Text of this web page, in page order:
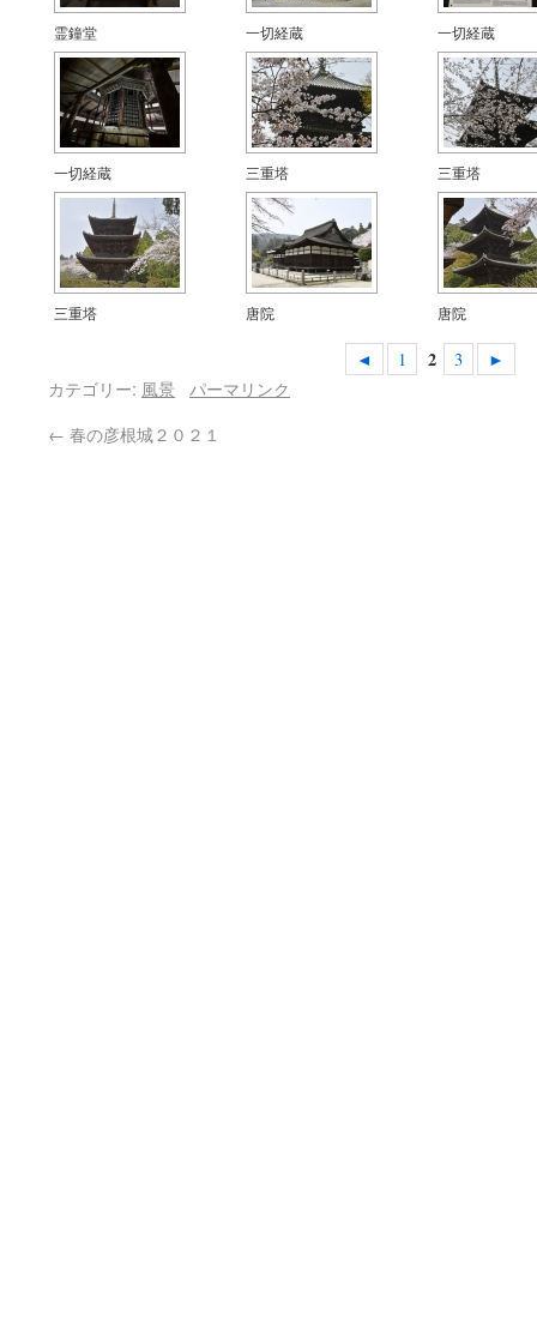
霊鐘堂 一切経蔵 一切経蔵
一切経蔵 三重塔 三重塔
三重塔 唐院 唐院
◄ 1 2 3 ►
カテゴリー: 風景
パーマリンク
← 春の彦根城２０２１